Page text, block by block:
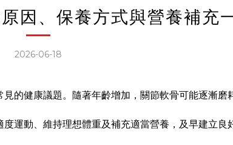
因、保養方式與營養補充
2026-06-18
的健康議題。隨著年齡增加，關節軟骨可能逐漸磨
運動、維持理想體重及補充適當營養，及早建立良